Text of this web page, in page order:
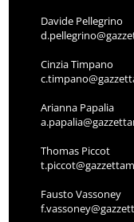
Davide Pellegrino
Cinzia Timpano
Arianna Papalia
Thomas Piccot
Fausto Vassoney